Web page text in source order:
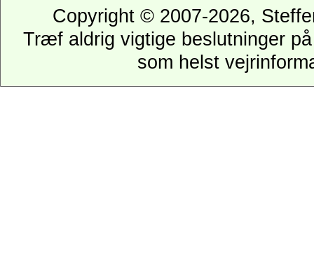
Copyright © 2007-2026,
Træf aldrig vigtige beslutninger
som helst